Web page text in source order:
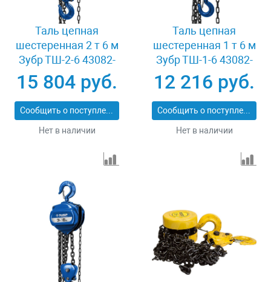
Таль цепная
шестеренная 2 т 6 м
Зубр ТШ-2-6 43082-
2_z01
15 804 руб.
Сообщить о поступлении
Нет в наличии
Таль цепная
шестеренная 1 т 6 м
Зубр ТШ-1-6 43082-
1_z01
12 216 руб.
Сообщить о поступлении
Нет в наличии